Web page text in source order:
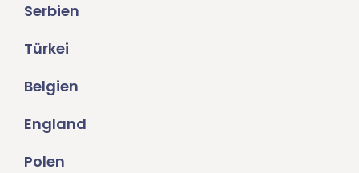
Serbien
Türkei
Belgien
England
Polen